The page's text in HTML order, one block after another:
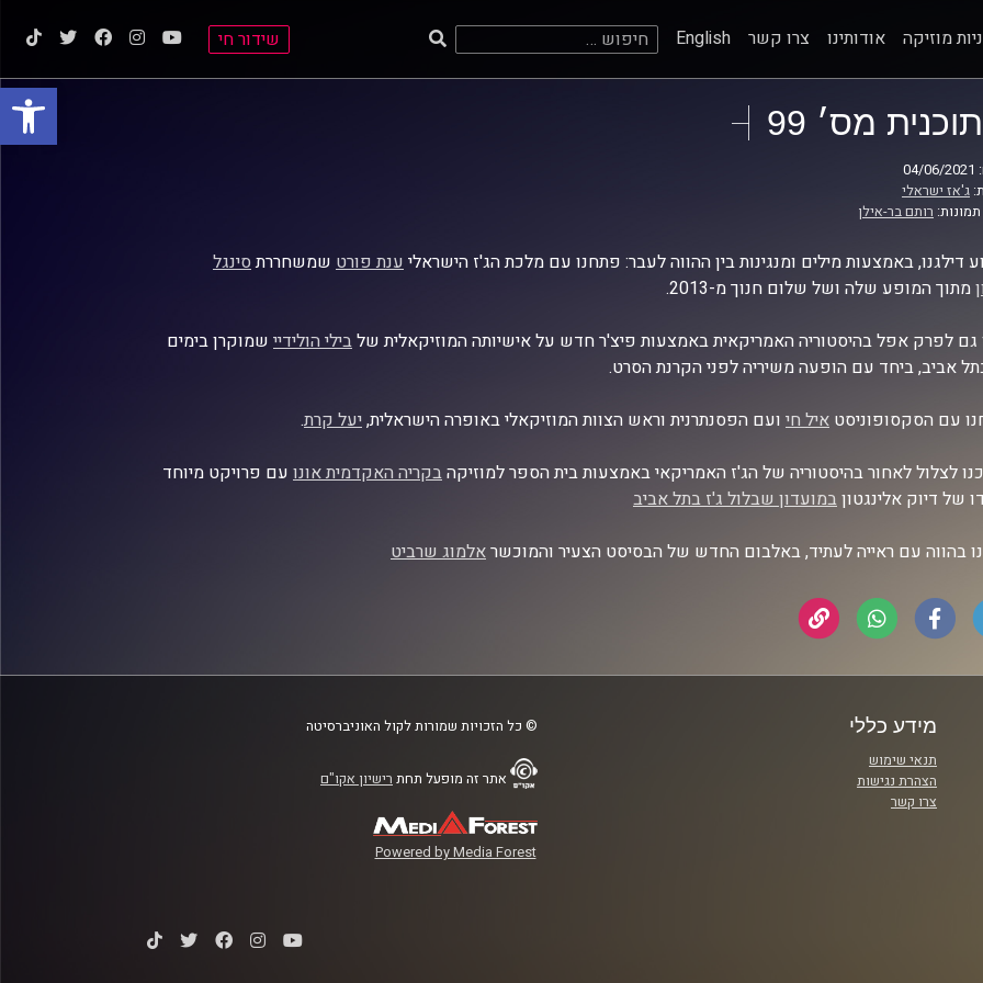
פתח
מוזיקה אודותינו צרו קשר English חיפוש: שידור חי
תוכנית מס׳ 99
ג'אז ישראלי
רותם בר-אילן
דילגנו, באמצעות מילים ומנגינות בין ההווה לעבר: פתחנו עם מלכת הג'ז הישראליענת פורט שמשחררתסינגל
מתוך המופע שלה ושל שלום חנוך מ-2013.
גם לפרק אפל בהיסטוריה האמריקאית באמצעות פיצ'ר חדש על אישיותה המוזיקאלית שלבילי הולידיי שמוקרן בימים
אביב, ביחד עם הופעה משיריה לפני הקרנת הסרט.
עם הסקסופוניסט איל חי ועם הפסנתרנית וראש הצוות המוזיקאלי באופרה הישראלית,יעל קרת.
לצלול לאחור בהיסטוריה של הג'ז האמריקאי באמצעות בית הספר למוזיקהבקריה האקדמית אונו עם פרויקט מיוחד
של דיוק אלינגטוןבמועדון שבלול ג'ז בתל אביב
בהווה עם ראייה לעתיד, באלבום החדש של הבסיסט הצעיר והמוכשראלמוג שרביט
מידע כללי
תנאי שימוש
הצהרת נגישות
צרו קשר
© כל הזכויות שמורות לקול האוניברסיטה
אתר זה מופעל תחת רישיון אקו"ם
Powered by Media Forest